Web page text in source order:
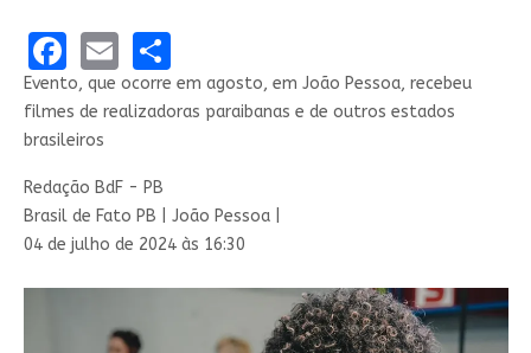
Facebook
EmailShare
Evento, que ocorre em agosto, em João Pessoa, recebeu
filmes de realizadoras paraibanas e de outros estados
brasileiros
Redação BdF - PB
Brasil de Fato PB | João Pessoa |
04 de julho de 2024 às 16:30